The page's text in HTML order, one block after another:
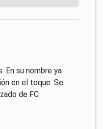
En su nombre ya
en el toque. Se
de FC